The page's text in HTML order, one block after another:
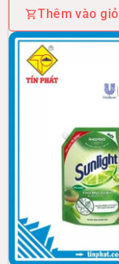
Thêm vào giỏ